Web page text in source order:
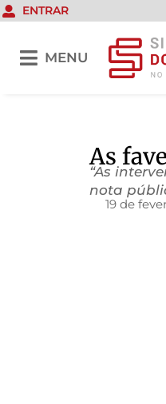
ENTRAR
MENU
As
“As
nota
19 de